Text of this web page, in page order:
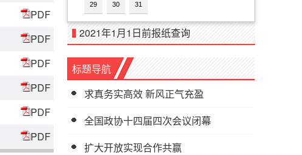
PDF
PDF
PDF
PDF
PDF
PDF
29 30 31
2021年1月1日前报纸查询
标题导航
求真务实高效 新风正气充盈
全国政协十四届四次会议闭幕
扩大开放实现合作共赢